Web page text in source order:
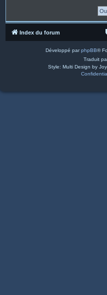
Index du forum
Développé parphpBB®
Traduit
Style: Multi Design by